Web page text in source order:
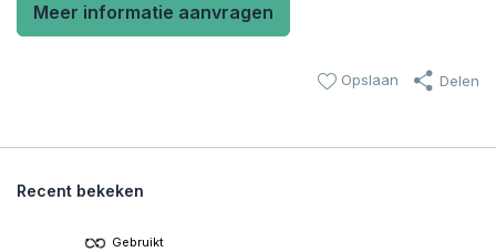
Meer informatie aanvragen
Opslaan Delen
Recent bekeken
Gebruikt